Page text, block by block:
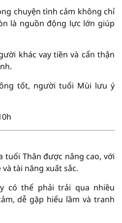
chuyện tình cảm không chỉ
là nguồn động lực lớn giúp
khác vay tiền và cẩn thận
tốt, người tuổi Mùi lưu ý
tuổi Thân được nâng cao, với
tài năng xuất sắc.
có thể phải trải qua nhiều
dễ gặp hiểu lầm và tranh